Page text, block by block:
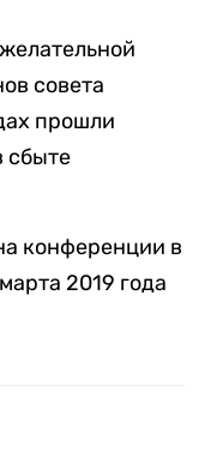
совета
прошли
сбыте
конференции в
2019 года